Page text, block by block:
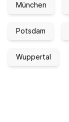
München
Potsdam
Wuppertal